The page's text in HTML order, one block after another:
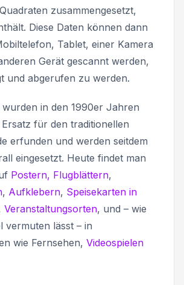
zusammengesetzt,
Diese Daten können dann
Tablet, einer Kamera
Gerät gescannt werden,
und abgerufen zu werden.
wurden in den 1990er Jahren
für den traditionellen
erfunden und werden seitdem
eingesetzt. Heute findet man
Postern, Flugblättern,
, Aufklebern, Speisekarten in
Veranstaltungsorten, und – wie
vermuten lässt – in
wie Fernsehen, Videospielen